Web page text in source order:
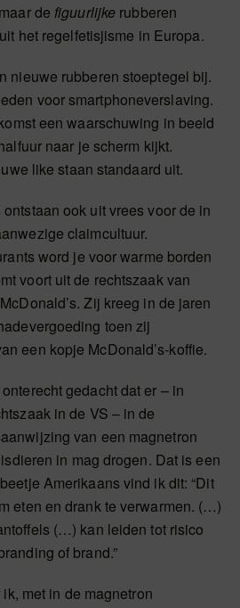
de figuurlijke rubberen
het regelfetisjisme in Europa.
nieuwe rubberen stoeptegel bij.
voor smartphoneverslaving.
een waarschuwing in beeld
naar je scherm kijkt.
like staan standaard uit.
ook uit vrees voor de in
claimcultuur.
word je voor warme borden
voort uit de rechtszaak van
Zij kreeg in de jaren
toen zij
een kopje McDonald’s-koffie.
gedacht dat er – in
in de VS – in de
van een magnetron
in mag drogen. Dat is een
Amerikaans vind ik dit: “Dit
eten en drank te verwarmen. (…)
(…) kan leiden tot risico
of brand.”
met in de magnetron